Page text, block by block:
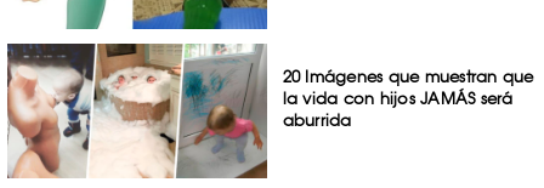
20 Imágenes que muestran que
la vida con hijos JAMÁS será
aburrida